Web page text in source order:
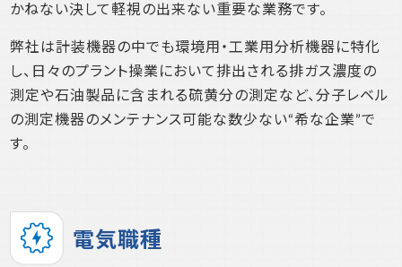
かねない決して軽視の出来ない重要な業務です。
弊社は計装機器の中でも環境用・工業用分析機器に特化
し、日々のプラント操業において排出される排ガス濃度の
測定や石油製品に含まれる硫黄分の測定など、分子レベル
の測定機器のメンテナンス可能な数少ない“希な企業”で
す。
電気職種